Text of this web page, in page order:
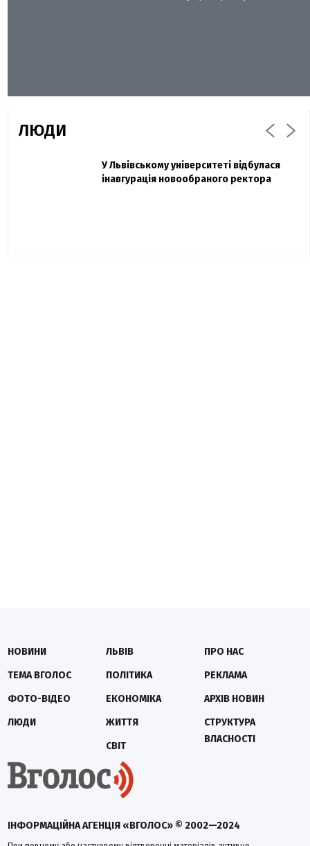
ЛЮДИ
Павло Дак
«Час не лікує, лише притуплює біль»:
Захисник "Азовсталі" Діанов вдруге
одружився та показав фото з весілля
У Львівському університеті відбулася
інавгурація новообраного ректора
ІНФОРМАЦІЙНА АГЕНЦІЯ «ВГОЛОС» © 2002—2024
НОВИНИ
ТЕМА ВГОЛОС
ФОТО-ВІДЕО
ЛЮДИ
ЛЬВІВ
ПОЛІТИКА
ЕКОНОМІКА
ЖИТТЯ
СВІТ
ПРО НАС
РЕКЛАМА
АРХІВ НОВИН
СТРУКТУРА
ВЛАСНОСТІ